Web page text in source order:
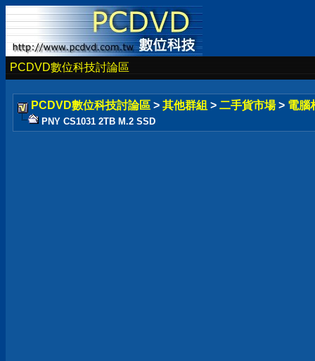
PCDVD數位科技討論區
PCDVD數位科技討論區 > 其他群組 > 二手貨市場 > 電腦
PNY CS1031 2TB M.2 SSD